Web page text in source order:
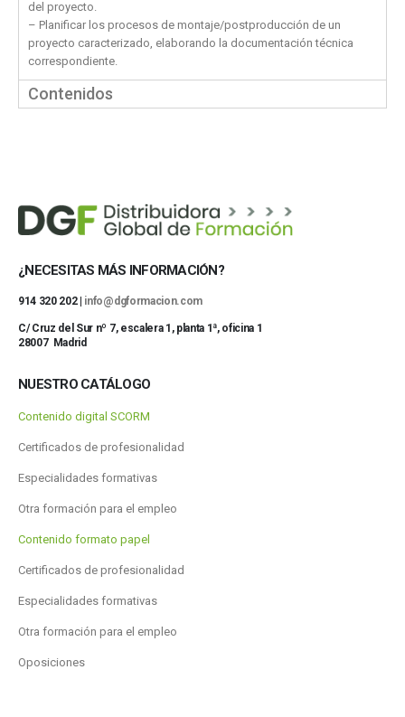
del proyecto.
– Planificar los procesos de montaje/postproducción de un
proyecto caracterizado, elaborando la documentación técnica
correspondiente.
Contenidos
¿NECESITAS MÁS INFORMACIÓN?
914 320 202 | info@dgformacion.com
C/ Cruz del Sur nº 7, escalera 1, planta 1ª, oficina 1
28007 Madrid
NUESTRO CATÁLOGO
Contenido digital SCORM
Certificados de profesionalidad
Especialidades formativas
Otra formación para el empleo
Contenido formato papel
Certificados de profesionalidad
Especialidades formativas
Otra formación para el empleo
Oposiciones